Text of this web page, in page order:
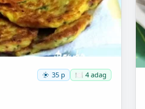
35 p 🍽️ 4 adag